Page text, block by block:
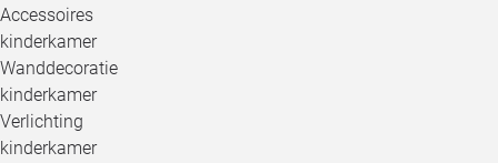
Accessoires
kinderkamer
Wanddecoratie
kinderkamer
Verlichting
kinderkamer